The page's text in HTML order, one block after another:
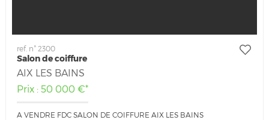
ref. n° 2300
Salon de coiffure
AIX LES BAINS
Prix : 50 000 €*
A VENDRE FDC SALON DE COIFFURE AIX LES BAINS